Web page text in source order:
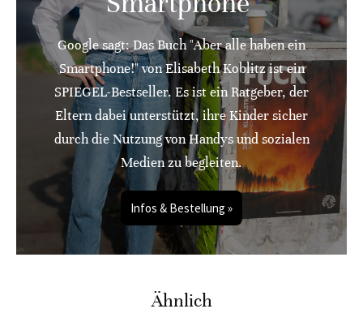
Google sagt: Das Buch "Aber alle haben ein
Smartphone!" von Elisabeth Koblitz ist ein
SPIEGEL-Bestseller. Es ist ein Ratgeber, der
Eltern dabei unterstützt, ihre Kinder sicher
durch die Nutzung von Handys und sozialen
Medien zu begleiten.
Infos & Bestellung »
Ähnlich